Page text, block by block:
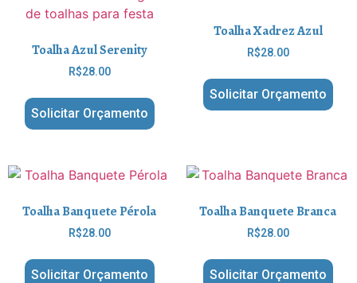
Toalha Azul Serenity
R$28.00
Solicitar Orçamento
Toalha Xadrez Azul
R$28.00
Solicitar Orçamento
Toalha Banquete Pérola
R$28.00
Solicitar Orçamento
Toalha Banquete Branca
R$28.00
Solicitar Orçamento